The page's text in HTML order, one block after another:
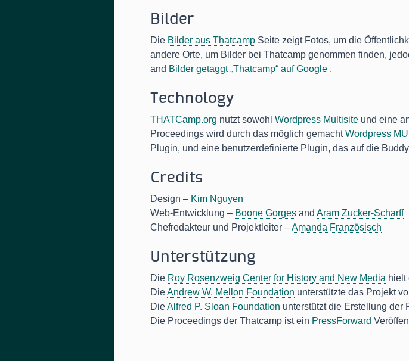
Bilder
Die Bilder aus Thatcamp Seite zeigt Fotos, um die
andere Orte, um Bilder bei Thatcamp genommen finden,
and Bilder getaggt „Thatcamp“ auf Google .
Technology
THATCamp.org nutzt sowohl Wordpress Multisite und eine
Proceedings wird durch das möglich gemachtWordpress
Plugin, und eine benutzerdefinierte Plugin, das auf die
Credits
Design – Kim Nguyen
Web-Entwicklung – Boone Gorges and Aram Zucker-Scharff
Chefredakteur und Projektleiter –Amanda Französisch
Unterstützung
Die Roy Rosenzweig Center for History and New Media hielt
DieAndrew W. Mellon Foundation unterstützte das Projekt
DieAlfred P. Sloan Foundation unterstützt die Erstellung der
Die Proceedings der Thatcamp ist ein PressForward